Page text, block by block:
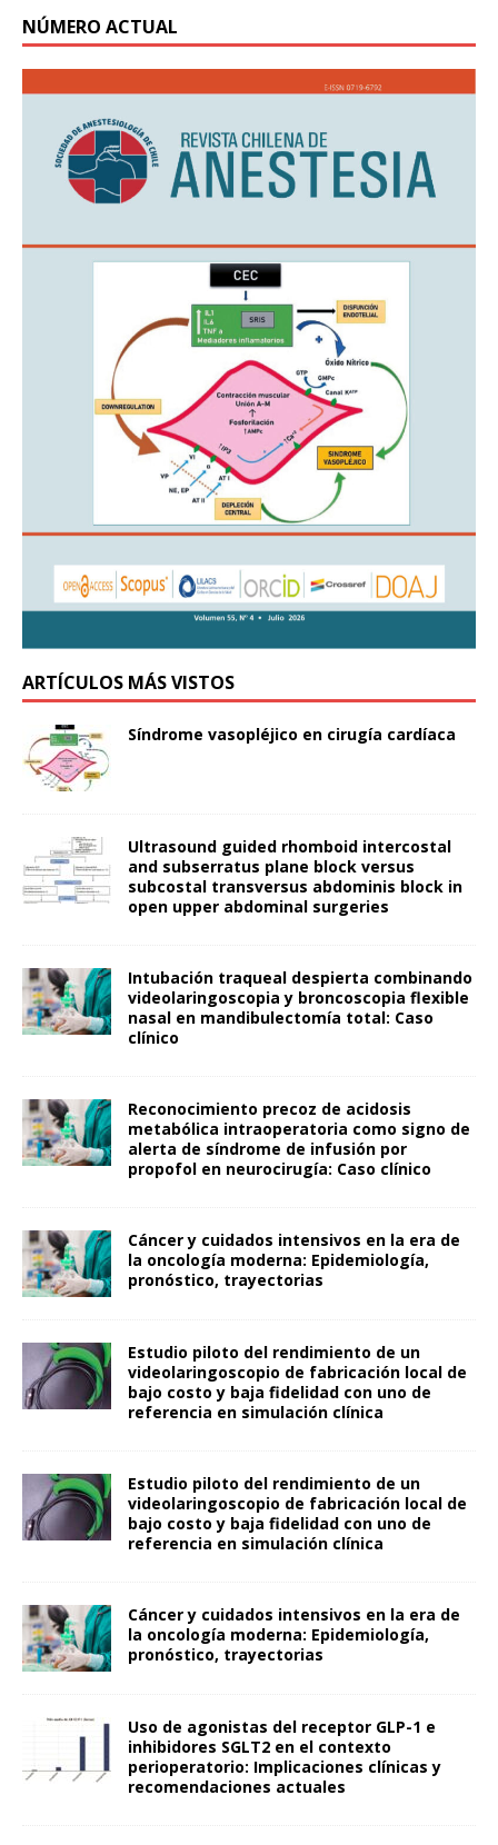
NÚMERO ACTUAL
ARTÍCULOS MÁS VISTOS
Síndrome vasopléjico en cirugía cardíaca
Ultrasound guided rhomboid intercostal
and subserratus plane block versus
subcostal transversus abdominis block in
open upper abdominal surgeries
Intubación traqueal despierta combinando
videolaringoscopia y broncoscopia flexible
nasal en mandibulectomía total: Caso
clínico
Reconocimiento precoz de acidosis
metabólica intraoperatoria como signo de
alerta de síndrome de infusión por
propofol en neurocirugía: Caso clínico
Cáncer y cuidados intensivos en la era de
la oncología moderna: Epidemiología,
pronóstico, trayectorias
Estudio piloto del rendimiento de un
videolaringoscopio de fabricación local de
bajo costo y baja fidelidad con uno de
referencia en simulación clínica
Estudio piloto del rendimiento de un
videolaringoscopio de fabricación local de
bajo costo y baja fidelidad con uno de
referencia en simulación clínica
Cáncer y cuidados intensivos en la era de
la oncología moderna: Epidemiología,
pronóstico, trayectorias
Uso de agonistas del receptor GLP-1 e
inhibidores SGLT2 en el contexto
perioperatorio: Implicaciones clínicas y
recomendaciones actuales